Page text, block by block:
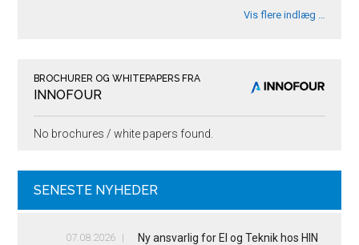
Vis flere indlæg …
BROCHURER OG WHITEPAPERS FRA
INNOFOUR
No brochures / white papers found.
SENESTE NYHEDER
07.08.2026
Ny ansvarlig for El og Teknik hos HIN